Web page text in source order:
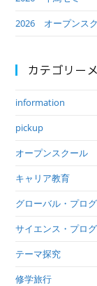
2026 オープンス
カテゴリー
information
pickup
オープンスクール
キャリア教育
グローバル・プロ
サイエンス・プロ
テーマ探究
修学旅行